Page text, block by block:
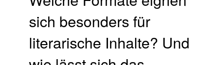
sich besonders für
literarische Inhalte? Und